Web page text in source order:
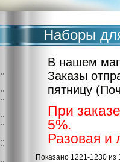
Наборы
В нашем
Заказы
пятницу
При
5%.
Разовая и
Показано 1221-1230 из